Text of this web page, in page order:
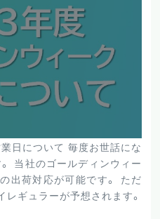
日について 毎度お世話にな
当社のゴールディンウィー
出荷対応が可能です。 ただ
レギュラーが予想されます。